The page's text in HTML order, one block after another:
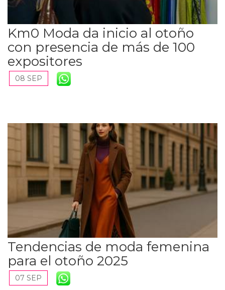
Km0 Moda da inicio al otoño
con presencia de más de 100
expositores
08 SEP
Tendencias de moda femenina
para el otoño 2025
07 SEP